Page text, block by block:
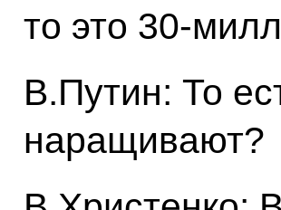
то это 30-
В.Путин: То
наращивают?